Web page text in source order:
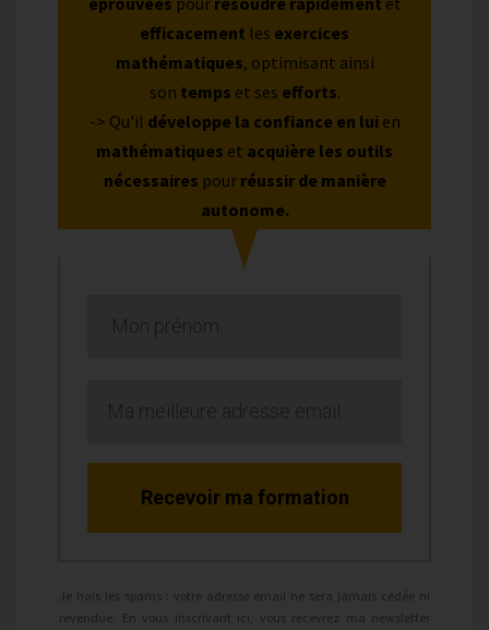
efficacement les exercices
mathématiques, optimisant ainsi
son temps et ses efforts.
-> Qu'il développe la confiance en lui en
mathématiques et acquière les outils
nécessaires pour réussir de manière
autonome.
Recevoir ma formation
Je hais les spams : votre adresse email ne sera jamais cédée ni
revendue. En vous inscrivant ici, vous recevrez ma newsletter